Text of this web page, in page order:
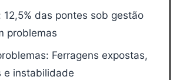
12,5% das pontes sob gestão
problemas
Ferragens expostas,
e instabilidade